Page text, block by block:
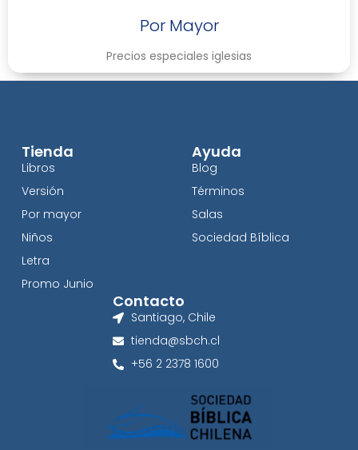
Por Mayor
Precios especiales iglesias
Tienda
Libros
Versión
Por mayor
Niños
Letra
Promo Junio
Ayuda
Blog
Términos
Salas
Sociedad Bíblica
Contacto
Santiago, Chile
tienda@sbch.cl
+56 2 2378 1600